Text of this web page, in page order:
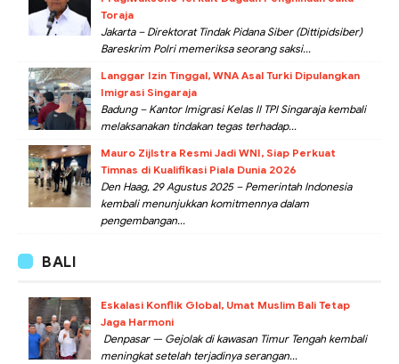
Toraja
Jakarta – Direktorat Tindak Pidana Siber (Dittipidsiber)
Bareskrim Polri memeriksa seorang saksi...
Langgar Izin Tinggal, WNA Asal Turki Dipulangkan
Imigrasi Singaraja
Badung – Kantor Imigrasi Kelas II TPI Singaraja kembali
melaksanakan tindakan tegas terhadap...
Mauro Zijlstra Resmi Jadi WNI, Siap Perkuat
Timnas di Kualifikasi Piala Dunia 2026
Den Haag, 29 Agustus 2025 – Pemerintah Indonesia
kembali menunjukkan komitmennya dalam
pengembangan...
BALI
Eskalasi Konflik Global, Umat Muslim Bali Tetap
Jaga Harmoni
Denpasar — Gejolak di kawasan Timur Tengah kembali
meningkat setelah terjadinya serangan...